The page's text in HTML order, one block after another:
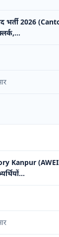
भर्ती 2026
Kanpur